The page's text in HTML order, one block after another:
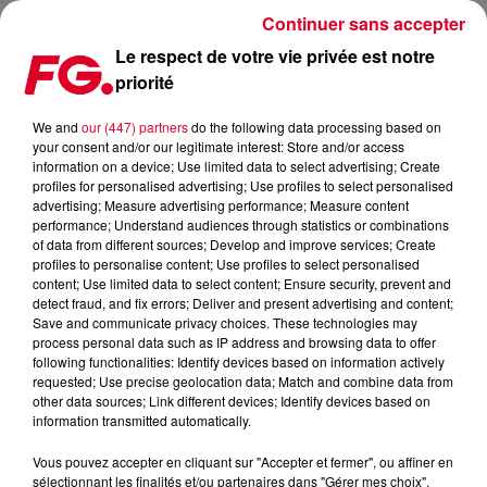
UNIVERSAL MUSIC LANCE SES PROPRES HÔTELS !
Publié : 12 octobre 2020 à 9h34 par Christophe HUBERT
Le respect de votre vie privée est notre
priorité
We and our (447) partnersdo the following data processing based on
your consent and/or our legitimate interest: Store and/or access
information on a device; Use limited data to select advertising; Create
profiles for personalised advertising; Use profiles to select personalised
advertising; Measure advertising performance; Measure content
performance; Understand audiences through statistics or combinations
of data from different sources; Develop and improve services; Create
profiles to personalise content; Use profiles to select personalised
content; Use limited data to select content; Ensure security, prevent and
detect fraud, and fix errors; Deliver and present advertising and content;
Save and communicate privacy choices. These technologies may
process personal data such as IP address and browsing data to offer
following functionalities: Identify devices based on information actively
requested; Use precise geolocation data; Match and combine data from
other data sources; Link different devices; Identify devices based on
information transmitted automatically.
Vous pouvez accepter en cliquant sur "Accepter et fermer", ou affiner en
sélectionnant les finalités et/ou partenaires dans "Gérer mes choix".
Continuer sans accepter